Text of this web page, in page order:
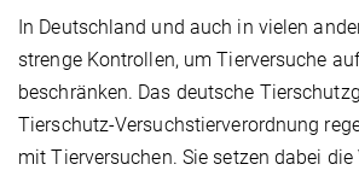
In Deutschland und auch in vielen
strenge Kontrollen, um Tierversuche
beschränken. Das deutsche
Tierschutz-Versuchstierverordnung
mit Tierversuchen. Sie setzen dabei die